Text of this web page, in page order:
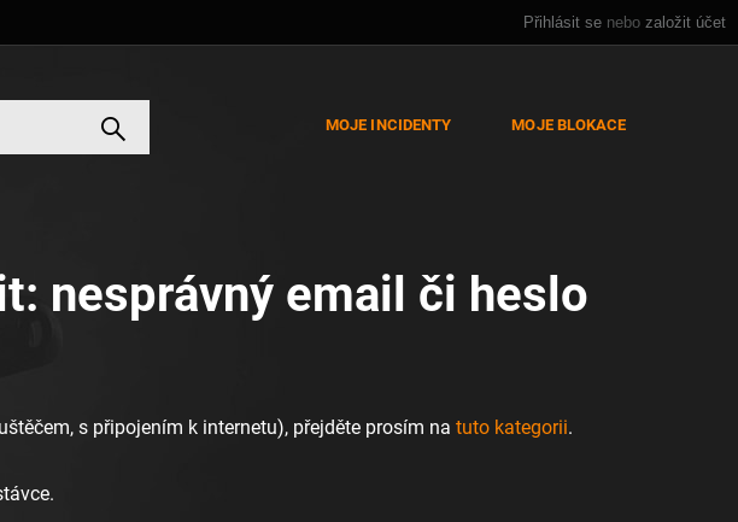
Přihlásit se nebo založit účet
MOJE INCIDENTY MOJE BLOKACE
nesprávný email či heslo
s připojením k internetu), přejděte prosím natuto kategorii.